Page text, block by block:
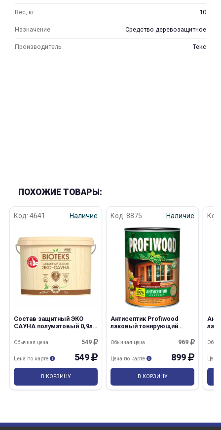
Вес, кг 10
Назначение Средство деревозащитное
Производитель Текс
ПОХОЖИЕ ТОВАРЫ:
Код: 4641 Наличие
Состав защитный ЭКО
САУНА полуматовый 0,9л
549
Обычная цена
549
Цена по карте
В КОРЗИНУ
Код: 8875 Наличие
Антисептик Profiwood
лаковый тонирующий
Эмпилс/6
969
Обычная цена
899
Цена по карте
В КОРЗИНУ
Цена